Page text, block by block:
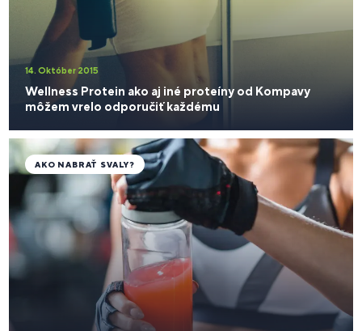
14. Október 2015
Wellness Protein ako aj iné proteíny od Kompavy
môžem vrelo odporučiť každému
AKO NABRAŤ SVALY?